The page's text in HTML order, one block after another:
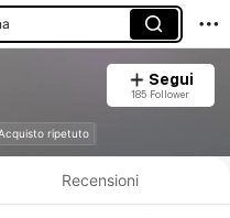
Segui
185 Follower
ripetuto
Recensioni